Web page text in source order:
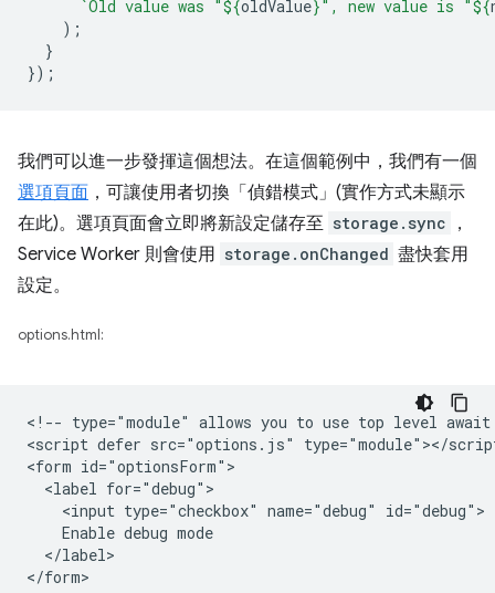
`Old value was "${oldValue}", new value is "${
);
}
});
我們可以進一步發揮這個想法。在這個範例中，我們有一個
選項頁面 ，可讓使用者切換「偵錯模式」(實作方式未顯示
在此)。選項頁面會立即將新設定儲存至 storage.sync
，
Service Worker 則會使用 storage.onChanged 盡快套用
設定。
options.html:
<!-- type="module" allows you to use top level
<script defer src="options.js" type="module"></
<form id="optionsForm">
  <label for="debug">
    <input type="checkbox" name="debug" id="debug">
    Enable debug mode
  </label>